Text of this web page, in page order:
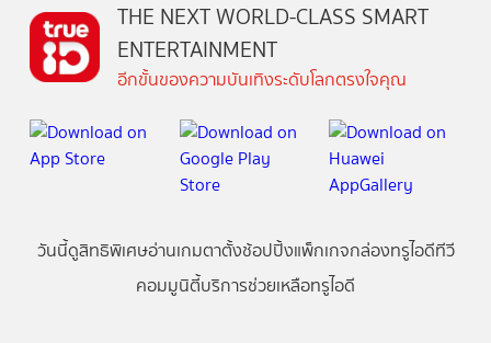
THE NEXT WORLD-CLASS SMART
ENTERTAINMENT
อีกขั้นของความบันเทิงระดับโลกตรงใจคุณ
วันนี้ดูสิทธิพิเศษอ่านเกมตาตั้งช้อปปิ้งแพ็กเกจกล่องทรูไอดีทีวี
คอมมูนิตี้บริการช่วยเหลือทรูไอดี